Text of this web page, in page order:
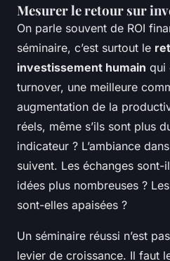
Mesurer le retour sur
On parle souvent de ROI
séminaire, c’est surtout le
investissement humain qui
turnover, une meilleure
augmentation de la
réels, même s’ils sont plus
indicateur ? L’ambiance
suivent. Les échanges sont-
idées plus nombreuses ?
sont-elles apaisées ?
Un séminaire réussi n’est
levier de croissance. Il faut